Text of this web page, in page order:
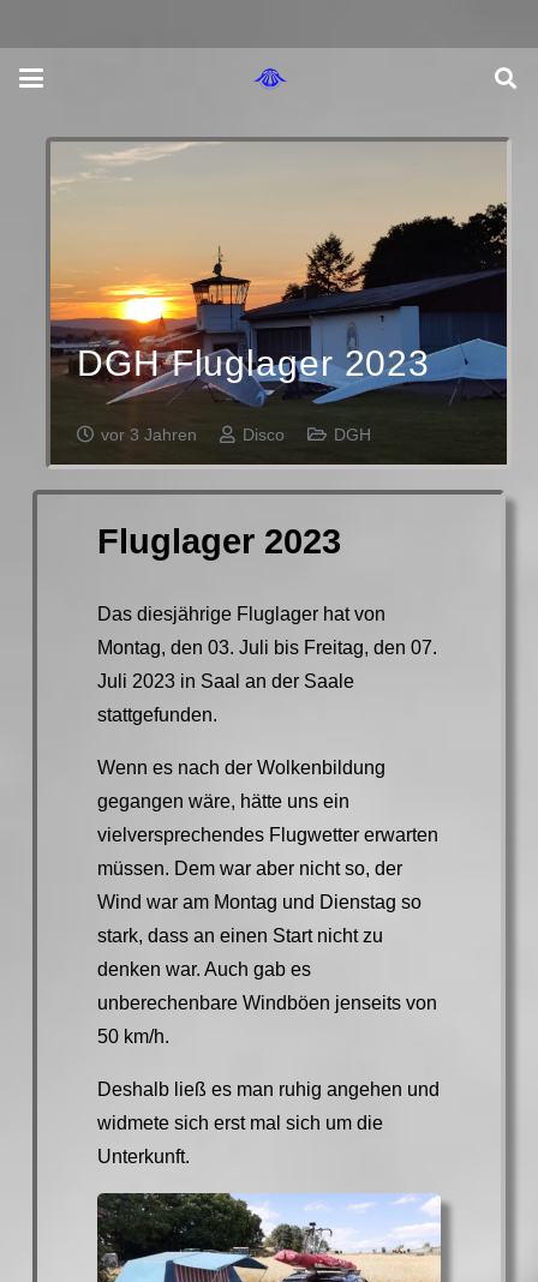
DGH Fluglager 2023
vor 3 Jahren Disco DGH
Fluglager 2023
Das diesjährige Fluglager hat von
Montag, den 03. Juli bis Freitag, den 07.
Juli 2023 in Saal an der Saale
stattgefunden.
Wenn es nach der Wolkenbildung
gegangen wäre, hätte uns ein
vielversprechendes Flugwetter erwarten
müssen. Dem war aber nicht so, der
Wind war am Montag und Dienstag so
stark, dass an einen Start nicht zu
denken war. Auch gab es
unberechenbare Windböen jenseits von
50 km/h.
Deshalb ließ es man ruhig angehen und
widmete sich erst mal sich um die
Unterkunft.